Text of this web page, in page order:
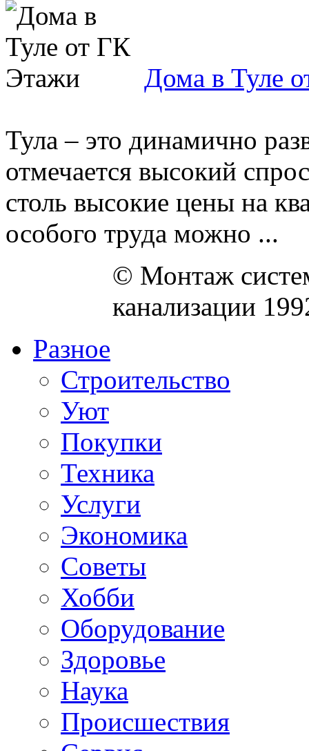
Дома в Туле
Тула – это динамично
отмечается высокий
столь высокие цены на
особого труда можно ...
© Монтаж
канализации
Разное
Строительство
Уют
Покупки
Техника
Услуги
Экономика
Советы
Хобби
Oборудование
Здоровье
Наука
Происшествия